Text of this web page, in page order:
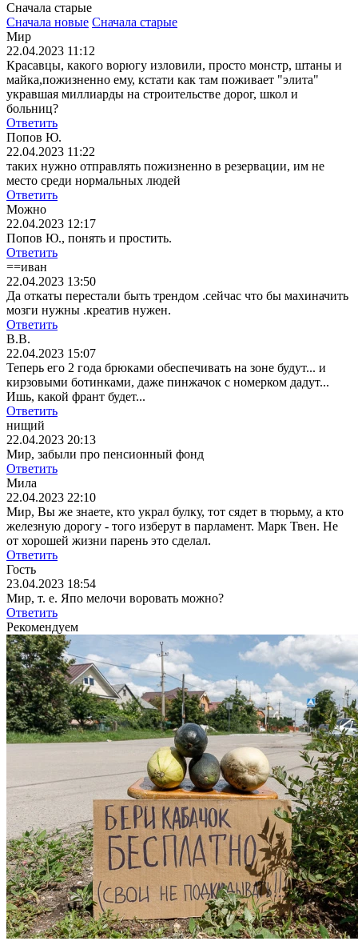
Сначала старые
Сначала новые Сначала старые
Мир
22.04.2023 11:12
Красавцы, какого ворюгу изловили, просто монстр, штаны и
майка,пожизненно ему, кстати как там поживает "элита"
укравшая миллиарды на строительстве дорог, школ и
больниц?
Ответить
Попов Ю.
22.04.2023 11:22
таких нужно отправлять пожизненно в резервации, им не
место среди нормальных людей
Ответить
Можно
22.04.2023 12:17
Попов Ю., понять и простить.
Ответить
==иван
22.04.2023 13:50
Да откаты перестали быть трендом .сейчас что бы махиначить
мозги нужны .креатив нужен.
Ответить
В.В.
22.04.2023 15:07
Теперь его 2 года брюками обеспечивать на зоне будут... и
кирзовыми ботинками, даже пинжачок с номерком дадут...
Ишь, какой франт будет...
Ответить
нищий
22.04.2023 20:13
Мир, забыли про пенсионный фонд
Ответить
Мила
22.04.2023 22:10
Мир, Вы же знаете, кто украл булку, тот сядет в тюрьму, а кто
железную дорогу - того изберут в парламент. Марк Твен. Не
от хорошей жизни парень это сделал.
Ответить
Гость
23.04.2023 18:54
Мир, т. е. Япо мелочи воровать можно?
Ответить
Рекомендуем